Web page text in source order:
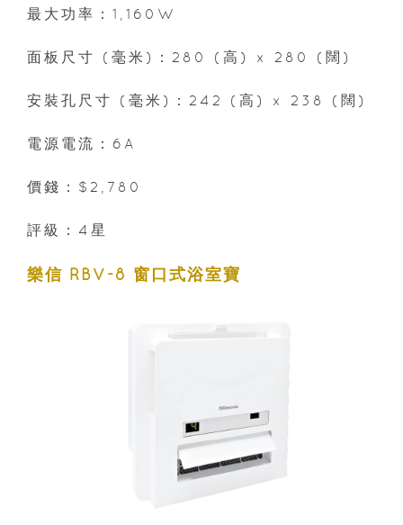
最大功率：1,160W
面板尺寸 (毫米)：280 (高) x 280 (闊)
安裝孔尺寸 (毫米)：242 (高) x 238 (闊)
電源電流：6A
價錢：$2,780
評級：4星
樂信 RBV-8 窗口式浴室寶